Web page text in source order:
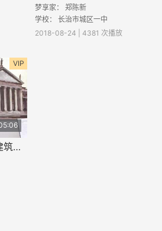
梦享家： 郑陈新
学校： 长治市城区一中
2018-08-24 | 4381 次播放
VIP
建筑设计师：做一名建筑师的快乐